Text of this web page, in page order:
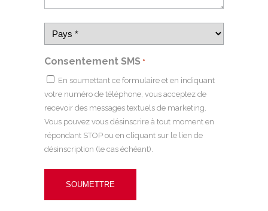
Consentement SMS *
En soumettant ce formulaire et en indiquant
votre numéro de téléphone, vous acceptez de
recevoir des messages textuels de marketing.
Vous pouvez vous désinscrire à tout moment en
répondant STOP ou en cliquant sur le lien de
désinscription (le cas échéant).